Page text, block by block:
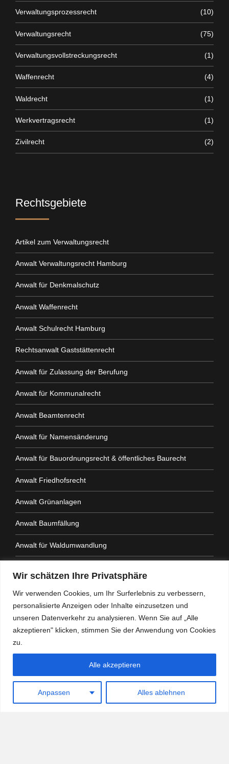
Wir schätzen Ihre Privatsphäre
Wir verwenden Cookies, um Ihr Surferlebnis zu verbessern,
personalisierte Anzeigen oder Inhalte einzusetzen und
unseren Datenverkehr zu analysieren. Wenn Sie auf „Alle
akzeptieren" klicken, stimmen Sie der Anwendung von Cookies
zu.
Anpassen Alles ablehnen
Alle akzeptieren
Verwaltungsprozessrecht (10)
Verwaltungsrecht (75)
Verwaltungsvollstreckungsrecht (1)
Waffenrecht (4)
Waldrecht (1)
Werkvertragsrecht (1)
Zivilrecht (2)
Rechtsgebiete
Artikel zum Verwaltungsrecht
Anwalt Verwaltungsrecht Hamburg
Anwalt für Denkmalschutz
Anwalt Waffenrecht
Anwalt Schulrecht Hamburg
Rechtsanwalt Gaststättenrecht
Anwalt für Zulassung der Berufung
Anwalt für Kommunalrecht
Anwalt Beamtenrecht
Anwalt für Namensänderung
Anwalt für Bauordnungsrecht & öffentliches Baurecht
Anwalt Friedhofsrecht
Anwalt Grünanlagen
Anwalt Baumfällung
Anwalt für Waldumwandlung
Anwalt Amtshaftung
Heidemann Partner - Kanzlei mit Schwerpunkt